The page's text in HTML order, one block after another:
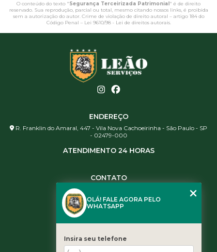
O conteúdo do texto "Segurança Terceirizada Patrimonial " é de direito
reservado. Sua reprodução, parcial ou total, mesmo citando nossos links, é proibida
sem a autorização do autor. Crime de violação de direito autoral – artigo 184 do
Código Penal – Lei 9610/98 - Lei de direitos autorais.
ENDEREÇO
R. Franklin do Amaral, 447 - Vila Nova Cachoeirinha - São Paulo - SP
- 02479-000
ATENDIMENTO 24 HORAS
CONTATO
(11) 3461-5871
contato@leaoservicos.com.br
OLÁ! FALE AGORA PELO
WHATSAPP
Insira seu telefone